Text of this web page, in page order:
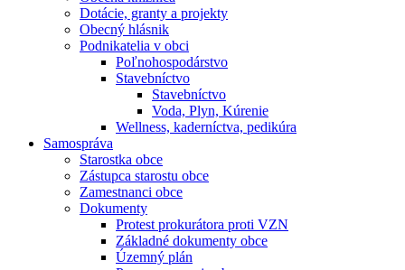
Dotácie, granty a projekty
Obecný hlásnik
Podnikatelia v obci
Poľnohospodárstvo
Stavebníctvo
Stavebníctvo
Voda, Plyn, Kúrenie
Wellness, kaderníctva, pedikúra
Samospráva
Starostka obce
Zástupca starostu obce
Zamestnanci obce
Dokumenty
Protest prokurátora proti VZN
Základné dokumenty obce
Územný plán